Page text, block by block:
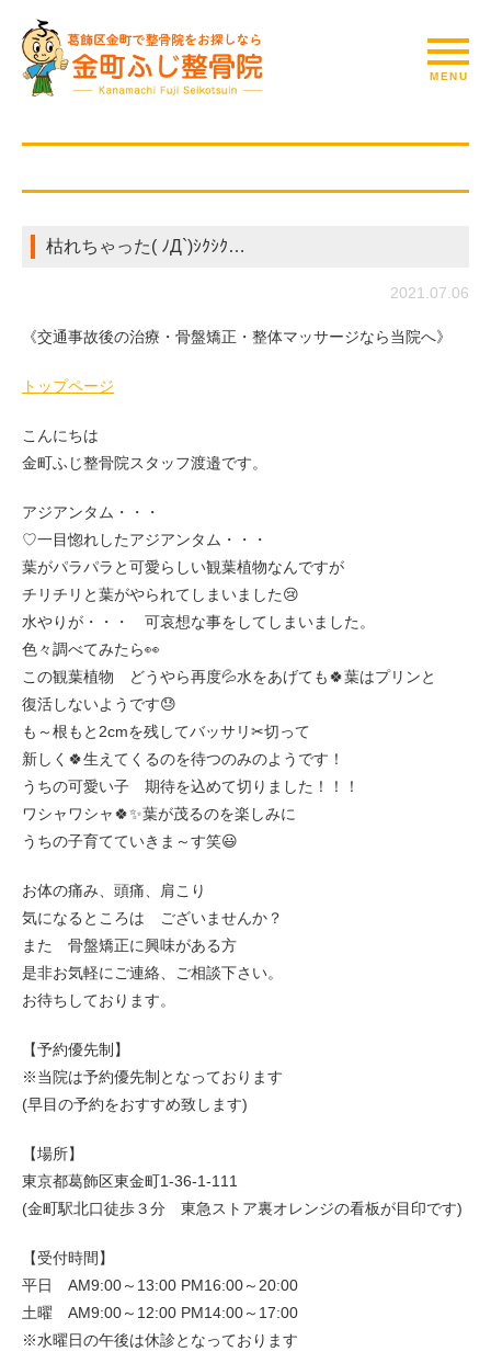
枯れちゃった( ﾉД`)ｼｸｼｸ…
2021.07.06
《交通事故後の治療・骨盤矯正・整体マッサージなら当院へ》
トップページ
こんにちは
金町ふじ整骨院スタッフ渡邉です。
アジアンタム・・・
♡一目惚れしたアジアンタム・・・
葉がパラパラと可愛らしい観葉植物なんですが
チリチリと葉がやられてしまいました😢
水やりが・・・ 可哀想な事をしてしまいました。
色々調べてみたら👀
この観葉植物 どうやら再度💦水をあげても🍀葉はプリンと
復活しないようです😓
も～根もと2cmを残してバッサリ✂切って
新しく🍀生えてくるのを待つのみのようです！
うちの可愛い子 期待を込めて切りました！！！
ワシャワシャ🍀✨葉が茂るのを楽しみに
うちの子育てていきま～す笑😃
お体の痛み、頭痛、肩こり
気になるところは ございませんか？
また 骨盤矯正に興味がある方
是非お気軽にご連絡、ご相談下さい。
お待ちしております。
【予約優先制】
※当院は予約優先制となっております
(早目の予約をおすすめ致します)
【場所】
東京都葛飾区東金町1-36-1-111
(金町駅北口徒歩３分 東急ストア裏オレンジの看板が目印です)
【受付時間】
平日 AM9:00～13:00 PM16:00～20:00
土曜 AM9:00～12:00 PM14:00～17:00
※水曜日の午後は休診となっております